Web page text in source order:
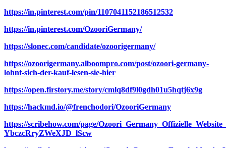
https://in.pinterest.com/pin/1107041152186512532
https://in.pinterest.com/OzooriGermany/
https://slonec.com/candidate/ozoorigermany/
https://ozoorigermany.alboompro.com/post/ozoori-germany-
lohnt-sich-der-kauf-lesen-sie-hier
https://open.firstory.me/story/cmlq8df9l0gdh01u5hqtj6x9g
https://hackmd.io/@frenchodori/OzooriGermany
https://scribehow.com/page/
YbczcRryZWeXJD_lScw